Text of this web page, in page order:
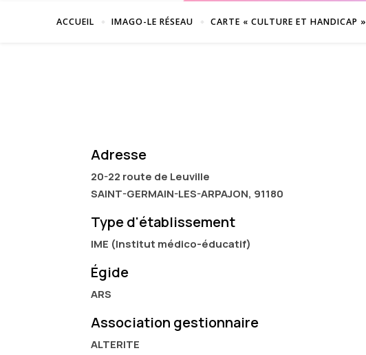
ACCUEIL IMAGO-LE RÉSEAU CARTE « CULTURE ET HANDICAP »
Adresse
20-22 route de Leuville
SAINT-GERMAIN-LES-ARPAJON, 91180
Type d'établissement
IME (Institut médico-éducatif)
Égide
ARS
Association gestionnaire
ALTERITE